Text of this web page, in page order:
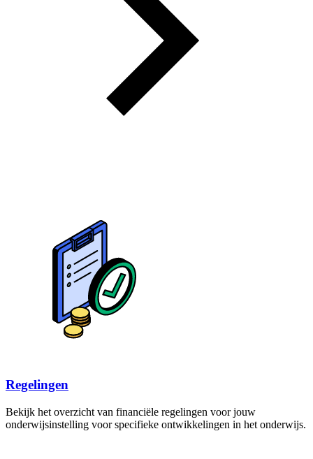
Regelingen
Bekijk het overzicht van financiële regelingen voor jouw
onderwijsinstelling voor specifieke ontwikkelingen in het onderwijs.